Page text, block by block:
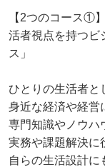
【2つのコース①
活者視点を持つビ
ス」
ひとりの⽣活者と
⾝近な経済や経営
専門知識やノウハ
実務や課題解決に
⾃らの⽣活設計に